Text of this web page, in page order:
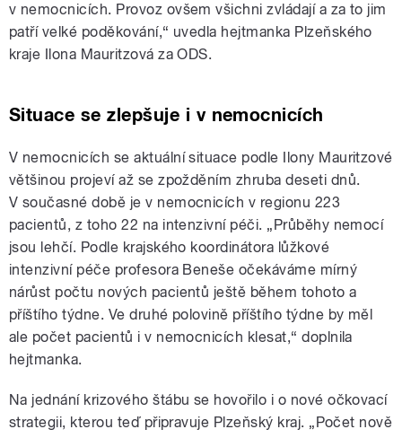
v nemocnicích. Provoz ovšem všichni zvládají a za to jim
patří velké poděkování,“ uvedla hejtmanka Plzeňského
kraje Ilona Mauritzová za ODS.
Situace se zlepšuje i v nemocnicích
V nemocnicích se aktuální situace podle Ilony Mauritzové
většinou projeví až se zpožděním zhruba deseti dnů.
V současné době je v nemocnicích v regionu 223
pacientů, z toho 22 na intenzivní péči. „Průběhy nemocí
jsou lehčí. Podle krajského koordinátora lůžkové
intenzivní péče profesora Beneše očekáváme mírný
nárůst počtu nových pacientů ještě během tohoto a
příštího týdne. Ve druhé polovině příštího týdne by měl
ale počet pacientů i v nemocnicích klesat,“ doplnila
hejtmanka.
Na jednání krizového štábu se hovořilo i o nové očkovací
strategii, kterou teď připravuje Plzeňský kraj. „Počet nově